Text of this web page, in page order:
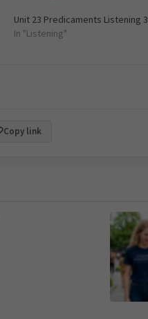
Unit 23 Predicaments Listening 3
In "Listening"
Copy link